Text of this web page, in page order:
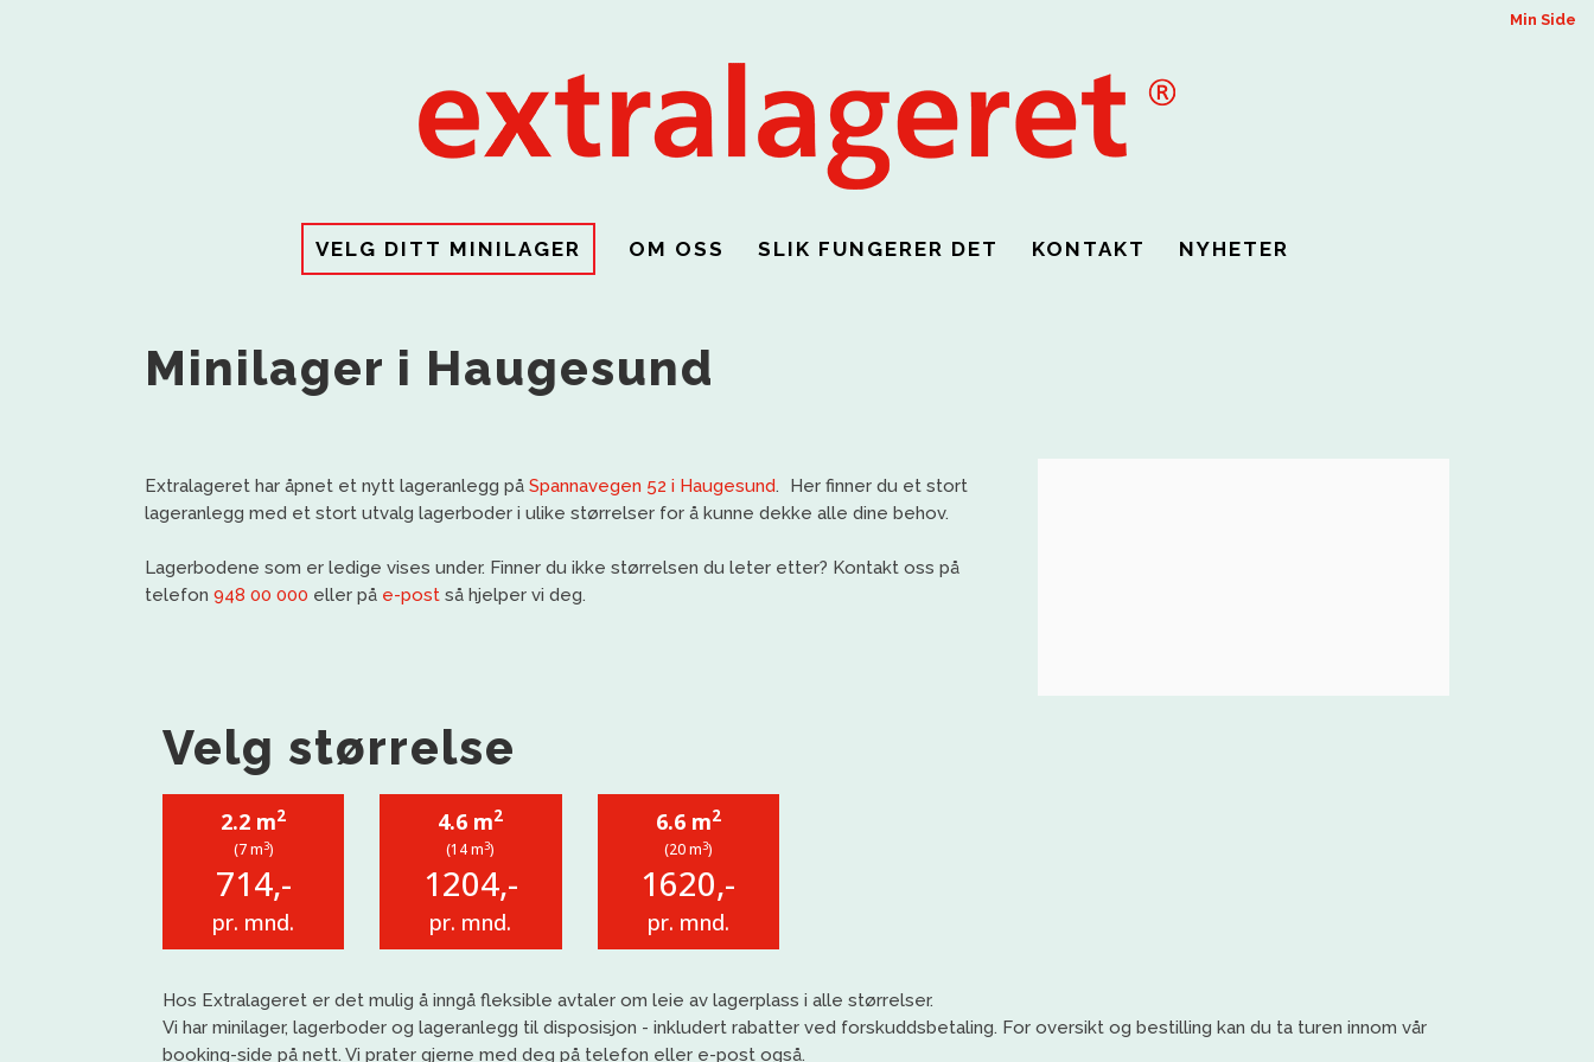
Min Side
VELG DITT MINILAGER OM OSS SLIK FUNGERER DET KONTAKT NYHETER
Minilager i Haugesund
Extralageret har åpnet et nytt lageranlegg på Spannavegen 52 i Haugesund. Her finner du et stort
lageranlegg med et stort utvalg lagerboder i ulike størrelser for å kunne dekke alle dine behov.
Lagerbodene som er ledige vises under. Finner du ikke størrelsen du leter etter? Kontakt oss på
telefon 948 00 000 eller på e-post så hjelper vi deg.
Velg størrelse
2.2 m2
(7 m3)
714,-
pr. mnd.
4.6 m2
(14 m3)
1204,-
pr. mnd.
6.6 m2
(20 m3)
1620,-
pr. mnd.
Hos Extralageret er det mulig å inngå fleksible avtaler om leie av lagerplass i alle størrelser.
Vi har minilager, lagerboder og lageranlegg til disposisjon - inkludert rabatter ved forskuddsbetaling. For oversikt og bestilling kan du ta turen innom vår
booking-side på nett. Vi prater gjerne med deg på telefon eller e-post også.